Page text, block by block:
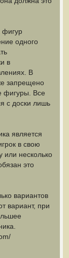
фигур
одного
в
В
запрещено
фигуры. Все
с доски лишь
является
в свою
или несколько
это
вариантов
вариант, при